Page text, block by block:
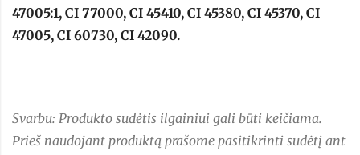
47005:1, CI 77000, CI 45410, CI 45380, CI 45370, CI
47005, CI 60730, CI 42090.
Svarbu: Produkto sudėtis ilgainiui gali būti keičiama.
Prieš naudojant produktą prašome pasitikrinti sudėtį ant